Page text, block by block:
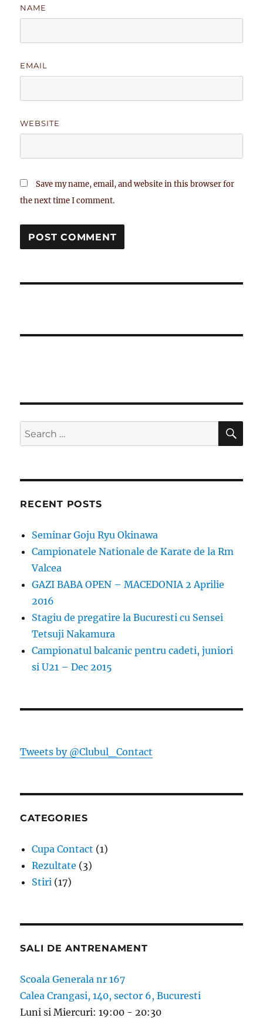
NAME
EMAIL
WEBSITE
Save my name, email, and website in this browser for
the next time I comment.
Search
for:
RECENT POSTS
Seminar Goju Ryu Okinawa
Campionatele Nationale de Karate de la Rm
Valcea
GAZI BABA OPEN – MACEDONIA 2 Aprilie
2016
Stagiu de pregatire la Bucuresti cu Sensei
Tetsuji Nakamura
Campionatul balcanic pentru cadeti, juniori
si U21 – Dec 2015
Tweets by @Clubul_Contact
CATEGORIES
Cupa Contact (1)
Rezultate (3)
Stiri (17)
SALI DE ANTRENAMENT
Scoala Generala nr 167
Calea Crangasi, 140, sector 6, Bucuresti
Luni si Miercuri: 19:00 - 20:30